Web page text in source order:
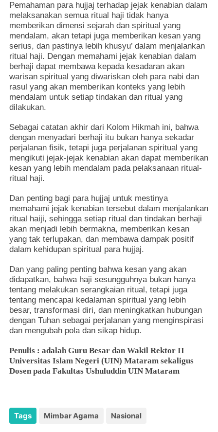
Pemahaman para hujjaj terhadap jejak kenabian dalam
melaksanakan semua ritual haji tidak hanya
memberikan dimensi sejarah dan spiritual yang
mendalam, akan tetapi juga memberikan kesan yang
serius, dan pastinya lebih khusyu’ dalam menjalankan
ritual haji. Dengan memahami jejak kenabian dalam
berhaji dapat membawa kepada kesadaran akan
warisan spiritual yang diwariskan oleh para nabi dan
rasul yang akan memberikan konteks yang lebih
mendalam untuk setiap tindakan dan ritual yang
dilakukan.
Sebagai catatan akhir dari Kolom Hikmah ini, bahwa
dengan menyadari berhaji itu bukan hanya sekadar
perjalanan fisik, tetapi juga perjalanan spiritual yang
mengikuti jejak-jejak kenabian akan dapat memberikan
kesan yang lebih mendalam pada pelaksanaan ritual-
ritual haji.
Dan penting bagi para hujjaj untuk mestinya
memahami jejak kenabian tersebut dalam menjalankan
ritual haiji, sehingga setiap ritual dan tindakan berhaji
akan menjadi lebih bermakna, memberikan kesan
yang tak terlupakan, dan membawa dampak positif
dalam kehidupan spiritual para hujjaj.
Dan yang paling penting bahwa kesan yang akan
didapatkan, bahwa haji sesungguhnya bukan hanya
tentang melakukan serangkaian ritual, tetapi juga
tentang mencapai kedalaman spiritual yang lebih
besar, transformasi diri, dan meningkatkan hubungan
dengan Tuhan sebagai perjalanan yang menginspirasi
dan mengubah pola dan sikap hidup.
Penulis : adalah Guru Besar dan Wakil Rektor II
Universitas Islam Negeri (UIN) Mataram sekaligus
Dosen pada Fakultas Ushuluddin UIN Mataram
Tags Mimbar Agama Nasional